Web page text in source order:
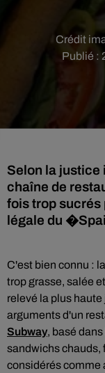
Publié :
Crédit
Selon la justice
chaîne de
fois trop sucrés
légale du
C'est bien connu :
trop grasse, salée
relevé la plus
arguments d'un
Subway, basé
sandwichs chauds,
considérés comme